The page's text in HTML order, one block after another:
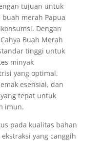
tujuan untuk
merah Papua
Dengan
Buah Merah
tinggi untuk
minyak
yang optimal,
esensial, dan
tepat untuk
imun.
pada kualitas bahan
yang canggih